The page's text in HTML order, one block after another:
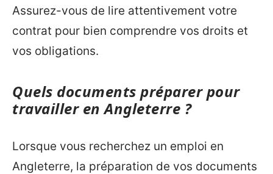
Assurez-vous de lire attentivement votre
contrat pour bien comprendre vos droits et
vos obligations.
Quels documents préparer pour
travailler en Angleterre ?
Lorsque vous recherchez un emploi en
Angleterre, la préparation de vos documents